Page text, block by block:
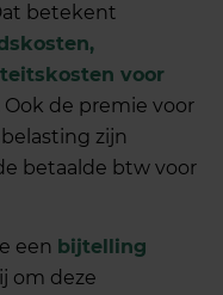
betekent
voor
Ook de premie voor
zijn
betaalde btw voor
een bijtelling
om deze